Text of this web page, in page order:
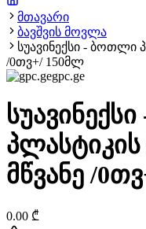
მთავარი
ბავშვის მოვლა
სუავინექსი - ბოთლი
/0თვ+/ 150მლ
gpc.ge
პლასტიკის
მწვანე /
0.00 ₾